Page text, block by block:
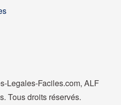
Legales-Faciles.com, ALF
Tous droits réservés.